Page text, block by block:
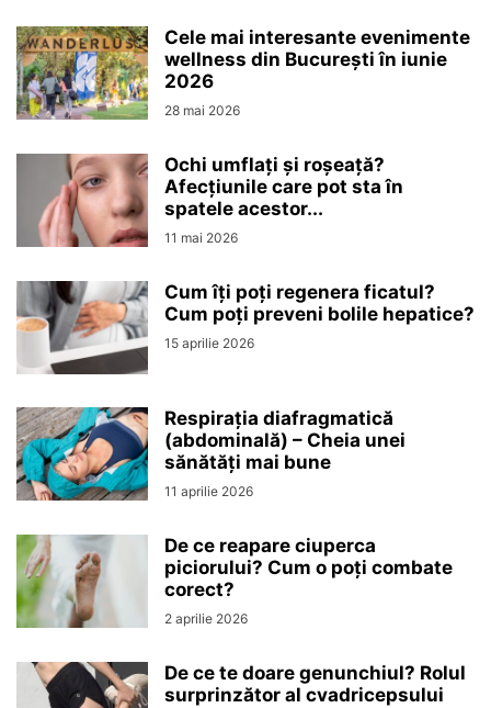
Cele mai interesante evenimente
wellness din București în iunie
2026
28 mai 2026
Ochi umflați și roșeață?
Afecțiunile care pot sta în
spatele acestor...
11 mai 2026
Cum îți poți regenera ficatul?
Cum poți preveni bolile hepatice?
15 aprilie 2026
Respirația diafragmatică
(abdominală) – Cheia unei
sănătăți mai bune
11 aprilie 2026
De ce reapare ciuperca
piciorului? Cum o poți combate
corect?
2 aprilie 2026
De ce te doare genunchiul? Rolul
surprinzător al cvadricepsului